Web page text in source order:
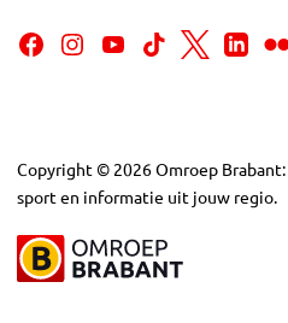
Copyright © 2026Omroep
sport en informatie uit jouw regio.